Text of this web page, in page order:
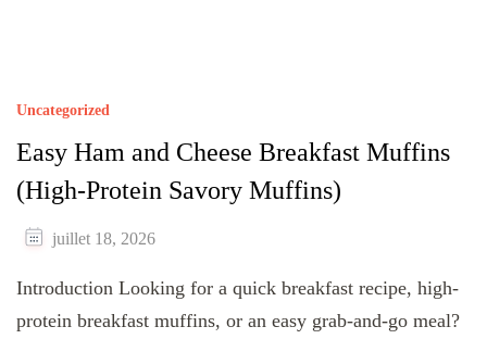
Uncategorized
Easy Ham and Cheese Breakfast Muffins
(High-Protein Savory Muffins)
juillet 18, 2026
Introduction Looking for a quick breakfast recipe, high-
protein breakfast muffins, or an easy grab-and-go meal?